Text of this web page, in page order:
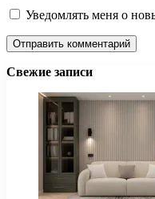
Уведомлять меня о
Свежие записи